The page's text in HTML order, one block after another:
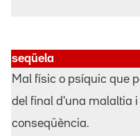
seqüela
Mal físic o psíquic que
del final d'una malaltia i
conseqüència.